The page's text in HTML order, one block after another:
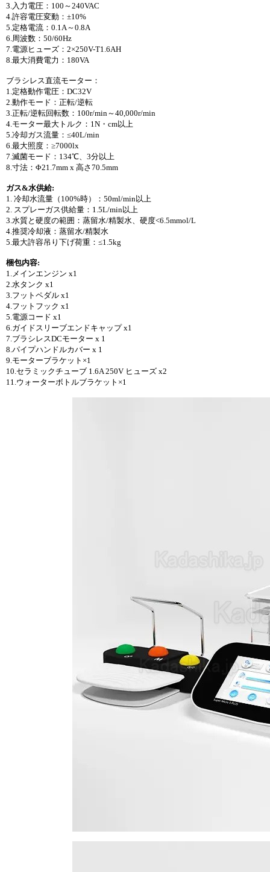
3.入力電圧：100～240VAC
4.許容電圧変動：±10%
5.定格電流：0.1A～0.8A
6.周波数：50/60Hz
7.電源ヒューズ：2×250V-T1.6AH
8.最大消費電力：180VA
ブラシレス直流モーター：
1.定格動作電圧：DC32V
2.動作モード：正転/逆転
3.正転/逆転回転数：100r/min～40,000r/min
4.モーター最大トルク：1N・cm以上
5.冷却ガス流量：≤40L/min
6.最大照度：≥7000lx
7.滅菌モード：134℃、3分以上
8.寸法：Φ21.7mm x 高さ70.5mm
ガス&水供給:
1. 冷却水流量（100%時）：50ml/min以上
2. スプレーガス供給量：1.5L/min以上
3.水質と硬度の範囲：蒸留水/精製水、硬度<6.5mmol/L
4.推奨冷却液：蒸留水/精製水
5.最大許容吊り下げ荷重：≤1.5kg
梱包内容:
1.メインエンジン x1
2.水タンク x1
3.フットペダル x1
4.フットフック x1
5.電源コード x1
6.ガイドスリーブエンドキャップ x1
7.ブラシレスDCモーター x 1
8.パイプハンドルカバー x 1
9.モーターブラケット×1
10.セラミックチューブ 1.6A 250V ヒューズ x2
11.ウォーターボトルブラケット×1